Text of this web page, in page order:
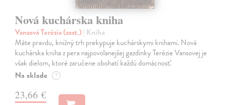
Nová kuchárska kniha
Vansová Terézia (zost.)| Kniha
Máte pravdu, knižný trh prekypuje kuchárskymi knihami. Nová
kuchárska kniha z pera najpovolanejšej gazdinky Terézie Vansovej je
však dielom, ktoré zaručene obohatí každú domácnosť.
Na sklade ?
23,66 €